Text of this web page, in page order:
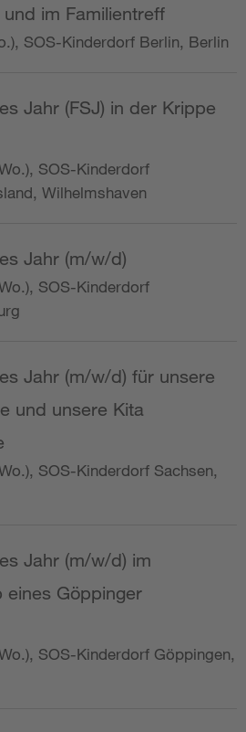
im Familientreff
SOS-Kinderdorf Berlin, Berlin
Jahr (FSJ) in der Krippe
SOS-Kinderdorf
Wilhelmshaven
Jahr (m/w/d)
SOS-Kinderdorf
Jahr (m/w/d) für unsere
und unsere Kita
SOS-Kinderdorf Sachsen,
Jahr (m/w/d) im
eines Göppinger
SOS-Kinderdorf Göppingen,